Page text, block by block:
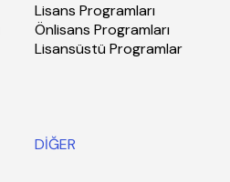
Lisans Programları
Önlisans Programları
Lisansüstü Programlar
DİĞER